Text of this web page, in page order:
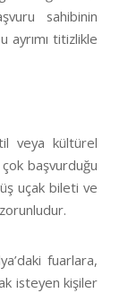
sahibinin
ayrımı titizlikle
veya kültürel
başvurduğu
uçak bileti ve
fuarlara,
isteyen kişiler